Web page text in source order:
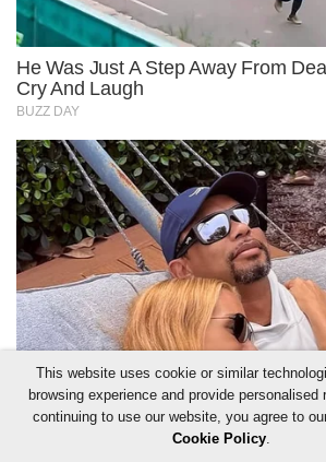
This website uses cookie or similar
browsing experience and provide
continuing to use our website, you agree to
Cookie Policy.